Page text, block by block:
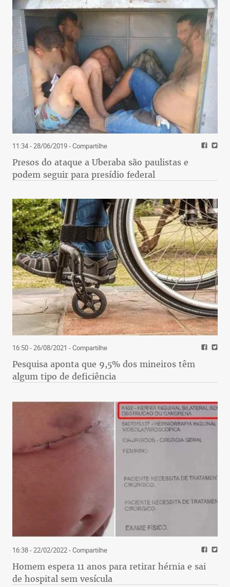
11:34 - 28/06/2019- Compartilhe
Presos do ataque a Uberaba são paulistas e
podem seguir para presídio federal
16:50 - 26/08/2021 - Compartilhe
Pesquisa aponta que 9,5% dos mineiros têm
algum tipo de deficiência
16:38 - 22/02/2022- Compartilhe
Homem espera 11 anos para retirar hérnia e sai
de hospital sem vesícula